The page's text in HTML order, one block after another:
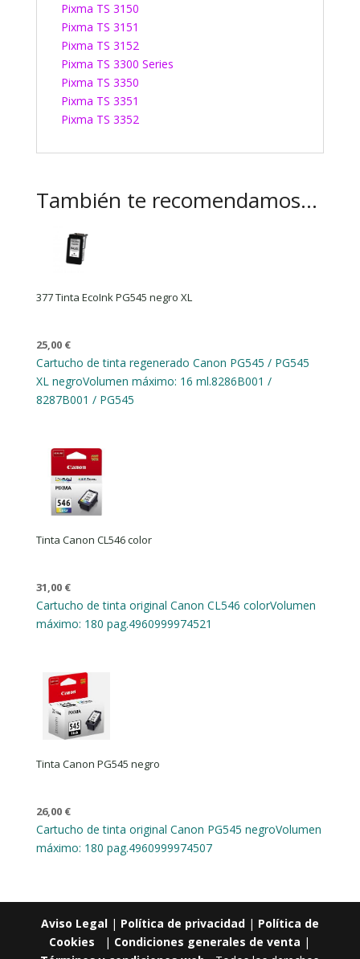
Pixma TS 3150
Pixma TS 3151
Pixma TS 3152
Pixma TS 3300 Series
Pixma TS 3350
Pixma TS 3351
Pixma TS 3352
También te recomendamos…
377 Tinta EcoInk PG545 negro XL
25,00 €
Cartucho de tinta regenerado Canon PG545 / PG545
XL negroVolumen máximo: 16 ml.8286B001 /
8287B001 / PG545
Tinta Canon CL546 color
31,00 €
Cartucho de tinta original Canon CL546 colorVolumen
máximo: 180 pag.4960999974521
Tinta Canon PG545 negro
26,00 €
Cartucho de tinta original Canon PG545 negroVolumen
máximo: 180 pag.4960999974507
Aviso Legal| Política de privacidad| Política de
Cookies | Condiciones generales de venta |